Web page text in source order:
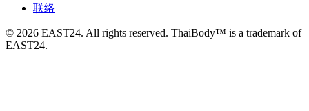
联络
© 2026 EAST24. All rights reserved. ThaiBody™ is a trademark of
EAST24.